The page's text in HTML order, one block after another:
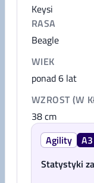
Keysi
RASA
Beagle
WIEK
ponad 6 lat
WZROST (W
38cm
Agility
A3
Statystyki